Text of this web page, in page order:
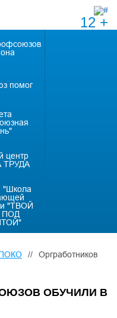
12 +
помог
центр
ТРУДА
"ТВОЙ
ПОД
//
Оргработников
ОБУЧИЛИ В